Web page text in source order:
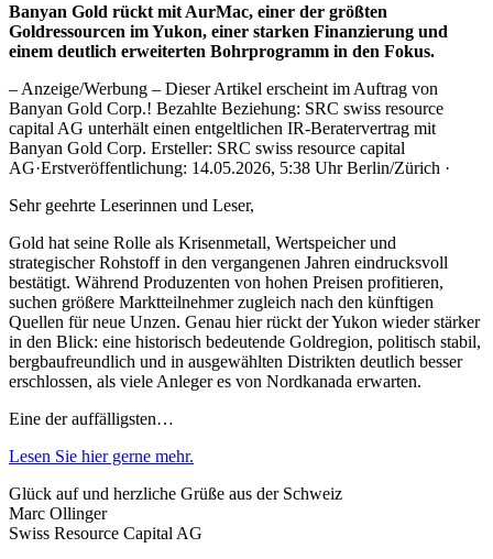
Banyan Gold rückt mit AurMac, einer der größten
Goldressourcen im Yukon, einer starken Finanzierung und
einem deutlich erweiterten Bohrprogramm in den Fokus.
– Anzeige/Werbung – Dieser Artikel erscheint im Auftrag von
Banyan Gold Corp.! Bezahlte Beziehung: SRC swiss resource
capital AG unterhält einen entgeltlichen IR-Beratervertrag mit
Banyan Gold Corp. Ersteller: SRC swiss resource capital
AG·Erstveröffentlichung: 14.05.2026, 5:38 Uhr Berlin/Zürich ·
Sehr geehrte Leserinnen und Leser,
Gold hat seine Rolle als Krisenmetall, Wertspeicher und
strategischer Rohstoff in den vergangenen Jahren eindrucksvoll
bestätigt. Während Produzenten von hohen Preisen profitieren,
suchen größere Marktteilnehmer zugleich nach den künftigen
Quellen für neue Unzen. Genau hier rückt der Yukon wieder stärker
in den Blick: eine historisch bedeutende Goldregion, politisch stabil,
bergbaufreundlich und in ausgewählten Distrikten deutlich besser
erschlossen, als viele Anleger es von Nordkanada erwarten.
Eine der auffälligsten…
Lesen Sie hier gerne mehr.
Glück auf und herzliche Grüße aus der Schweiz
Marc Ollinger
Swiss Resource Capital AG